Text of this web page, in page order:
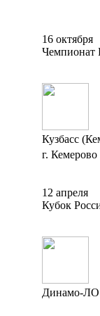
16 октября
Чемпионат
Кузбасс
г.
12 апреля
Кубок
Динамо-ЛО